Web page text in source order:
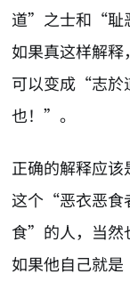
道”之士和“耻
如果真这样解
可以变成“志於
也！”。
正确的解释应
这个“恶衣恶食
食”的人，当然
如果他自己就